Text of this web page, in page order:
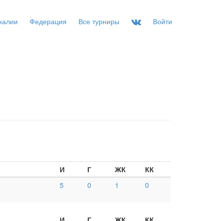
Федерация Все турниры Войти
И Г ЖК
КК
5 0 1 0